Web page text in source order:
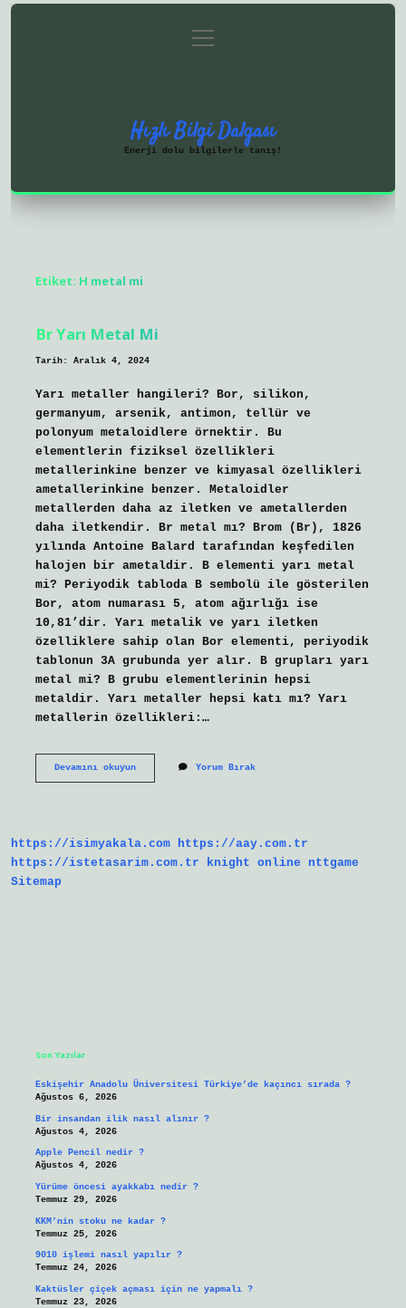
Gizlilik Politikası
menüyü
aç
Hızlı Bilgi Dalgası
Enerji dolu bilgilerle tanış!
Etiket: H metal mi
Br Yarı Metal Mi
Tarih: Aralık 4, 2024
Yarı metaller hangileri? Bor, silikon,
germanyum, arsenik, antimon, tellür ve
polonyum metaloidlere örnektir. Bu
elementlerin fiziksel özellikleri
metallerinkine benzer ve kimyasal özellikleri
ametallerinkine benzer. Metaloidler
metallerden daha az iletken ve ametallerden
daha iletkendir. Br metal mı? Brom (Br), 1826
yılında Antoine Balard tarafından keşfedilen
halojen bir ametaldir. B elementi yarı metal
mi? Periyodik tabloda B sembolü ile gösterilen
Bor, atom numarası 5, atom ağırlığı ise
10,81’dir. Yarı metalik ve yarı iletken
özelliklere sahip olan Bor elementi, periyodik
tablonun 3A grubunda yer alır. B grupları yarı
metal mi? B grubu elementlerinin hepsi
metaldir. Yarı metaller hepsi katı mı? Yarı
metallerin özellikleri:…
Devamını okuyunBr
Yorum Bırak
https://isimyakala.com https://aay.com.tr
https://istetasarim.com.tr
knight online
nttgame
Sitemap
Son Yazılar
Eskişehir Anadolu Üniversitesi Türkiye’de kaçıncı sırada ?
Ağustos 6, 2026
Bir insandan ilik nasıl alınır ?
Ağustos 4, 2026
Apple Pencil nedir ?
Ağustos 4, 2026
Yürüme öncesi ayakkabı nedir ?
Temmuz 29, 2026
KKM’nin stoku ne kadar ?
Temmuz 25, 2026
9010 işlemi nasıl yapılır ?
Temmuz 24, 2026
Kaktüsler çiçek açması için ne yapmalı ?
Temmuz 23, 2026